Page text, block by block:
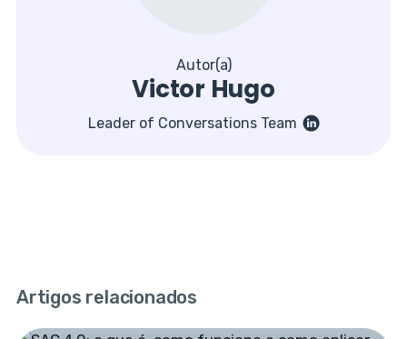
Autor(a)
Victor Hugo
Leader of Conversations Team
Artigos relacionados